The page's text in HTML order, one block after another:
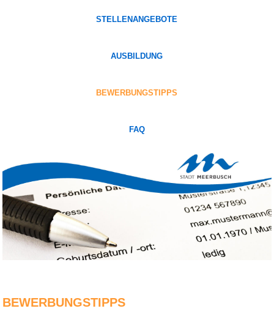
STELLENANGEBOTE
AUSBILDUNG
BEWERBUNGSTIPPS
FAQ
BEWERBUNGSTIPPS